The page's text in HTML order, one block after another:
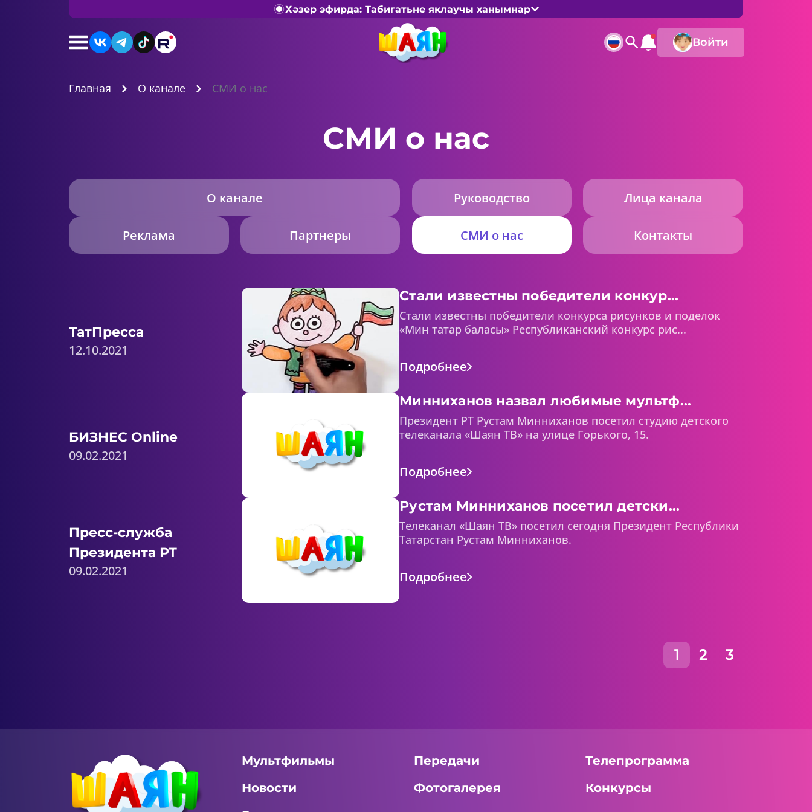
Хәзер эфирда: Табигатьне яклаучы ханымнар
Войти
Главная О канале СМИ о нас
СМИ о нас
О канале Руководство Лица канала
Реклама Партнеры СМИ о нас Контакты
ТатПресса
12.10.2021
Стали известны победители конкур...
Стали известны победители конкурса рисунков и поделок
«Мин татар баласы» Республиканский конкурс рис...
Подробнее
БИЗНЕС Online
09.02.2021
Минниханов назвал любимые мультф...
Президент РТ Рустам Минниханов посетил студию детского
телеканала «Шаян ТВ» на улице Горького, 15.
Подробнее
Пресс-служба
Президента РТ
09.02.2021
Рустам Минниханов посетил детски...
Телеканал «Шаян ТВ» посетил сегодня Президент Республики
Татарстан Рустам Минниханов.
Подробнее
1 2 3
Мультфильмы Передачи
Телепрограмма
Новости
Фотогалерея
Конкурсы